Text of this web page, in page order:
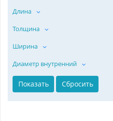
Длина
Толщина
Ширина
Диаметр внутренний